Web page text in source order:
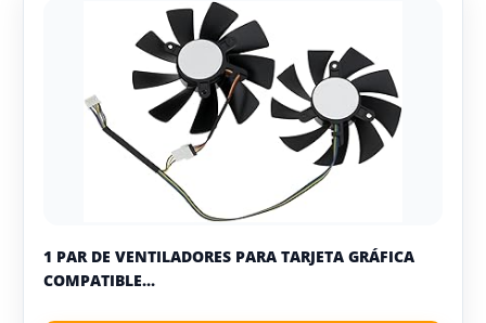
1 PAR DE VENTILADORES PARA TARJETA GRÁFICA
COMPATIBLE...